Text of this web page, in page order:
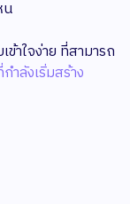
น
าใจง่าย ที่สามารถ
ำลังเริ่มสร้าง